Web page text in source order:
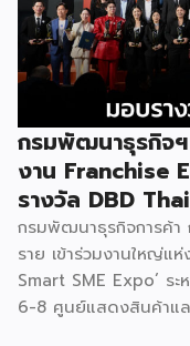
กรมพัฒนาธุรกิจ
งาน Franchise
รางวัล DBD
กรมพัฒนาธุรกิจการค้า
ราย เข้าร่วมงานใหญ่แ
Smart SME Expo’
6-8 ศูนย์แสดงสินค้าแล